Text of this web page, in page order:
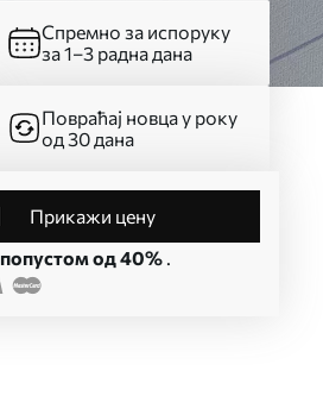
Спремно за испоруку
за 1–3 радна дана
Повраћај новца у року
од 30 дана
Прикажи цену
попустом од 40%.